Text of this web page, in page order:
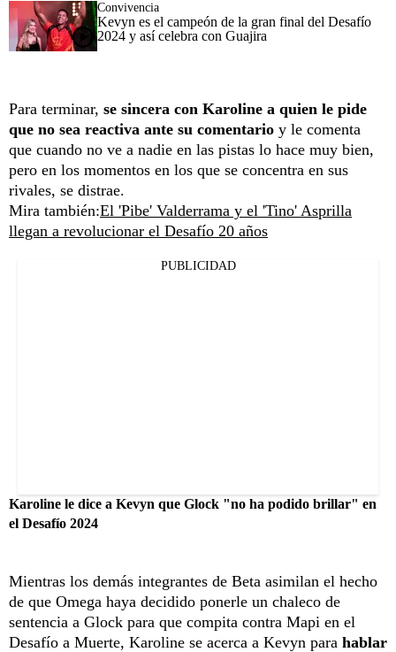
Convivencia
Kevyn es el campeón de la gran final del Desafío
2024 y así celebra con Guajira
Para terminar, se sincera con Karoline a quien le pide
que no sea reactiva ante su comentario y le comenta
que cuando no ve a nadie en las pistas lo hace muy bien,
pero en los momentos en los que se concentra en sus
rivales, se distrae.
Mira también:El 'Pibe' Valderrama y el 'Tino' Asprilla
llegan a revolucionar el Desafío 20 años
PUBLICIDAD
Karoline le dice a Kevyn que Glock "no ha podido brillar" en
el Desafío 2024
Mientras los demás integrantes de Beta asimilan el hecho
de que Omega haya decidido ponerle un chaleco de
sentencia a Glock para que compita contra Mapi en el
Desafío a Muerte, Karoline se acerca a Kevyn para hablar